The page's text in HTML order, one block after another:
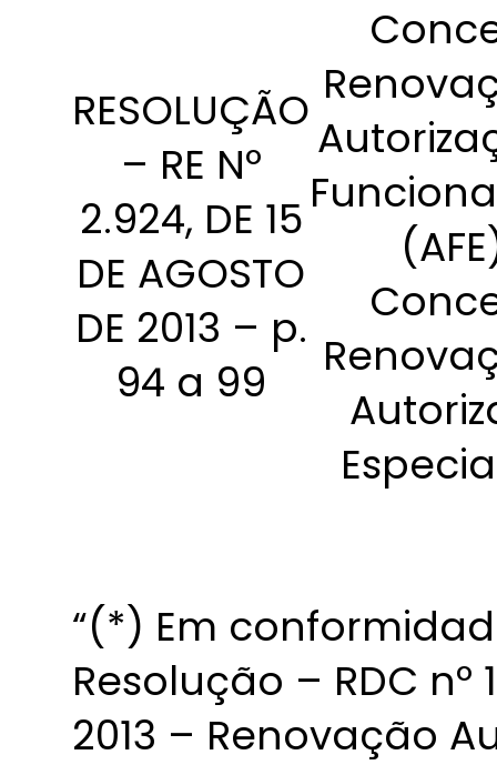
RESOLUÇÃO
– RE Nº
2.924, DE 15
DE AGOSTO
DE 2013 – p.
94 a 99
“(*) Em
Resolução – RDC
2013 – Renovação